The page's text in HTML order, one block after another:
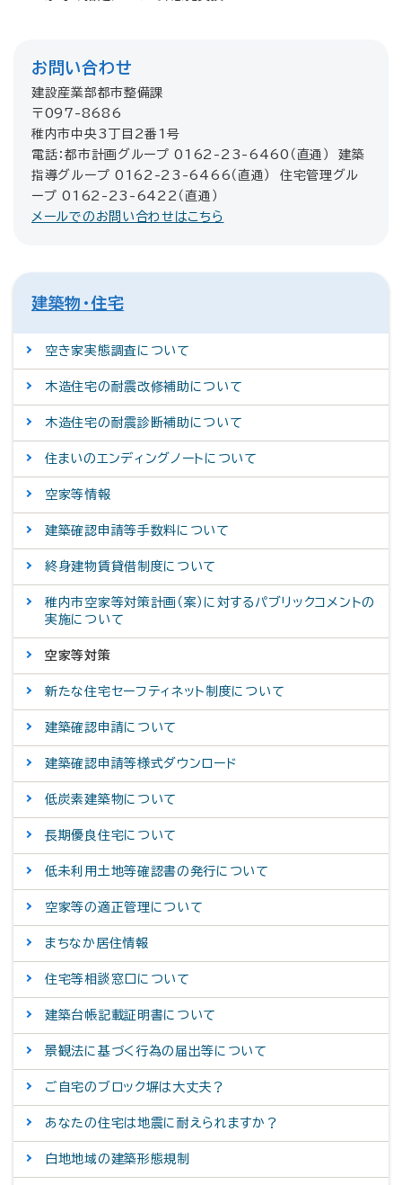
お問い合わせ
建設産業部都市整備課
〒097-8686
稚内市中央3丁目2番1号
電話：都市計画グループ 0162-23-6460（直通） 建築
指導グループ 0162-23-6466（直通） 住宅管理グル
ープ 0162-23-6422（直通）
メールでのお問い合わせはこちら
建築物・住宅
空き家実態調査について
木造住宅の耐震改修補助について
木造住宅の耐震診断補助について
住まいのエンディングノートについて
空家等情報
建築確認申請等手数料について
終身建物賃貸借制度について
稚内市空家等対策計画（案）に対するパブリックコメントの
実施について
空家等対策
新たな住宅セーフティネット制度について
建築確認申請について
建築確認申請等様式ダウンロード
低炭素建築物について
長期優良住宅について
低未利用土地等確認書の発行について
空家等の適正管理について
まちなか居住情報
住宅等相談窓口について
建築台帳記載証明書について
景観法に基づく行為の届出等について
ご自宅のブロック塀は大丈夫？
あなたの住宅は地震に耐えられますか？
白地地域の建築形態規制